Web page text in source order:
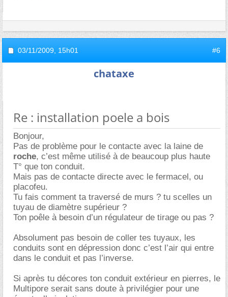
03/11/2009, 15h01 #6
chataxe
Re : installation poele a bois
Bonjour,
Pas de problème pour le contacte avec la laine de
roche, c’est même utilisé à de beaucoup plus haute
T° que ton conduit.
Mais pas de contacte directe avec le fermacel, ou
placofeu.
Tu fais comment ta traversé de murs ? tu scelles un
tuyau de diamètre supérieur ?
Ton poêle à besoin d’un régulateur de tirage ou pas ?
Absolument pas besoin de coller tes tuyaux, les
conduits sont en dépression donc c’est l’air qui entre
dans le conduit et pas l’inverse.
Si après tu décores ton conduit extérieur en pierres, le
Multipore serait sans doute à privilégier pour une